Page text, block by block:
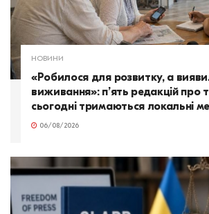
НОВИНИ
«Робилося для розвитку, а
виживання»: п’ять редакцій про
сьогодні тримаються локальні
06/08/2026